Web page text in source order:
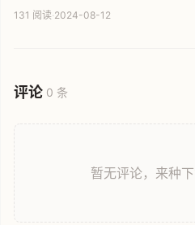
辩称中国人不骗中国人。目前涉案
131 阅读·2024-08-12
评论 0 条
暂无评论，来种下